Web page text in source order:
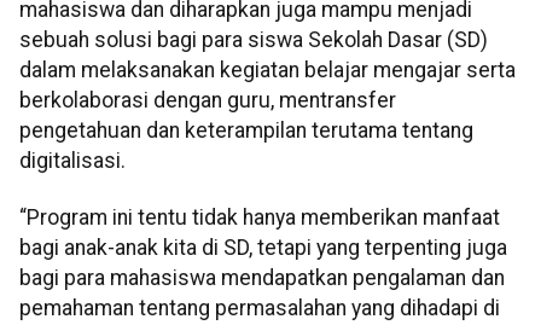
mahasiswa dan diharapkan juga mampu menjadi
sebuah solusi bagi para siswa Sekolah Dasar (SD)
dalam melaksanakan kegiatan belajar mengajar serta
berkolaborasi dengan guru, mentransfer
pengetahuan dan keterampilan terutama tentang
digitalisasi.
“Program ini tentu tidak hanya memberikan manfaat
bagi anak-anak kita di SD, tetapi yang terpenting juga
bagi para mahasiswa mendapatkan pengalaman dan
pemahaman tentang permasalahan yang dihadapi di